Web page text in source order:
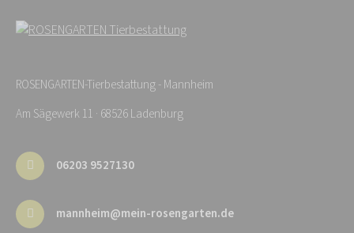
ROSENGARTEN-Tierbestattung - Mannheim
Am Sägewerk 11 · 68526 Ladenburg
06203 9527130
mannheim@mein-rosengarten.de